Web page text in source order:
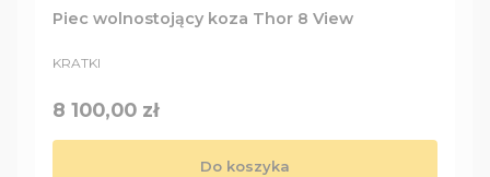
Piec wolnostojący koza Thor 8 View
PRODUCENT
KRATKI
Cena
8 100,00 zł
Do koszyka